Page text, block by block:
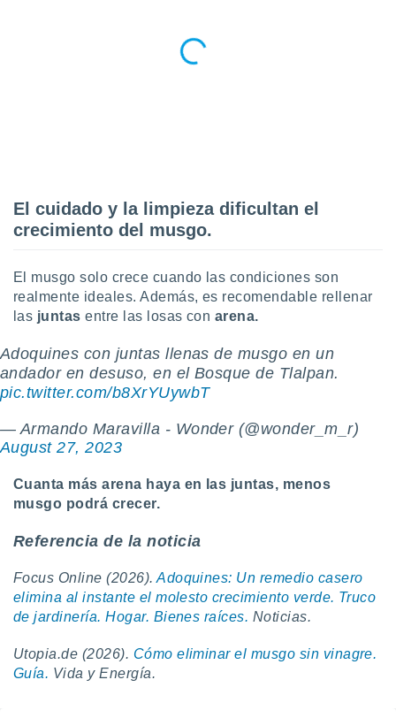
El cuidado y la limpieza dificultan el
crecimiento del musgo.
El musgo solo crece cuando las condiciones son
realmente ideales. Además, es recomendable rellenar
las juntas entre las losas con arena.
Adoquines con juntas llenas de musgo en un
andador en desuso, en el Bosque de Tlalpan.
pic.twitter.com/b8XrYUywbT
— Armando Maravilla - Wonder (@wonder_m_r)
August 27, 2023
Cuanta más arena haya en las juntas, menos
musgo podrá crecer.
Referencia de la noticia
Focus Online (2026).Adoquines: Un remedio casero
elimina al instante el molesto crecimiento verde. Truco
de jardinería. Hogar. Bienes raíces. Noticias.
Utopia.de (2026). Cómo eliminar el musgo sin vinagre.
Guía. Vida y Energía.